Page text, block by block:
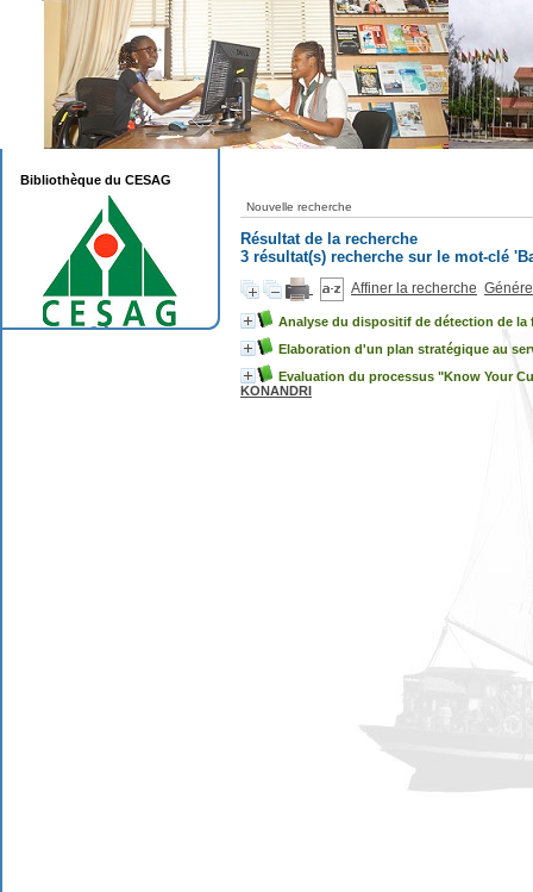
Nouvelle recherche
Résultat de la recherche
3 résultat(s) recherche sur le mot-clé
Affiner la recherche
Analyse du dispositif de détection de la
Elaboration d'un plan stratégique au
Evaluation du processus "Know Your
KONANDRI
Bibliothèque du CESAG